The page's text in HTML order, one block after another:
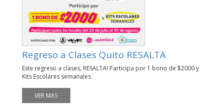
Regreso a Clases Quito RESALTA
Este regreso a clases, RESALTA! Participa por 1 bono de $2000 y
Kits Escolares semanales
VER MAS